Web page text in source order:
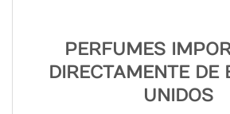
PERFUMES
DIRECTAMENTE DE
UNIDOS